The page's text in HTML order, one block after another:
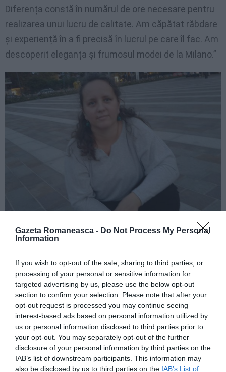
Gazeta Romaneasca - Do Not Process My Personal
Information
If you wish to opt-out of the sale, sharing to third parties, or
processing of your personal or sensitive information for
targeted advertising by us, please use the below opt-out
section to confirm your selection. Please note that after your
opt-out request is processed you may continue seeing
interest-based ads based on personal information utilized by
us or personal information disclosed to third parties prior to
your opt-out. You may separately opt-out of the further
disclosure of your personal information by third parties on the
IAB’s list of downstream participants. This information may
also be disclosed by us to third parties on the IAB’s List of
Diferența constă în numărul de ore necesare pentru
realizarea unui lucru de calitate. Am căpătat răbdare
și experiență în a fi precisă în lucrul pe care îl fac. Am
descoperit eleganța și frumosul modei de la Milano.”
Marinela voia mai mult, își dorea un contract de
muncă: „Toate sunt frumoase la început dar când
începi să ceri să ți se facă și un contract de muncă,
te trezești la realitate și iți iei viața în mâini. Dupa 5
ani am deschis Partita Iva.”
În acest fel viața Marinelei a luat o altă întorsătură: